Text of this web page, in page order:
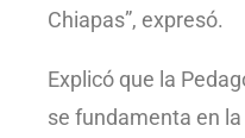
Chiapas”, expresó.
Explicó que la
se fundamenta en